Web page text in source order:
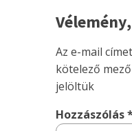
Az e-mail
kötelező
jelöltük
Hozzászólás